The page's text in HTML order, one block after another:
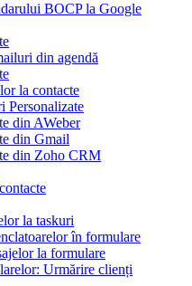
BOCP la Google
din agendă
la contacte
Personalizate
din AWeber
din Gmail
din Zoho CRM
la taskuri
în formulare
la formulare
Urmărire clienți